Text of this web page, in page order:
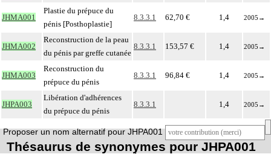
JHMA001
Plastie du prépuce du
pénis [Posthoplastie]
8.3.3.1 62,70 € 1,4 2005 →
JHMA002
Reconstruction de la peau
du pénis par greffe cutanée
8.3.3.1 153,57 € 1,4 2005 →
JHMA003
Reconstruction du
prépuce du pénis
8.3.3.1 96,84 € 1,4 2005 →
JHPA003
Libération d'adhérences
du prépuce du pénis
8.3.3.1 1,4 2005 →
Proposer un nom alternatif pour JHPA001
Thésaurus de synonymes pour JHPA001